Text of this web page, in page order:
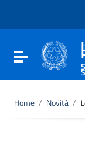
Vai al footer
Attiva /
Home / Novità /